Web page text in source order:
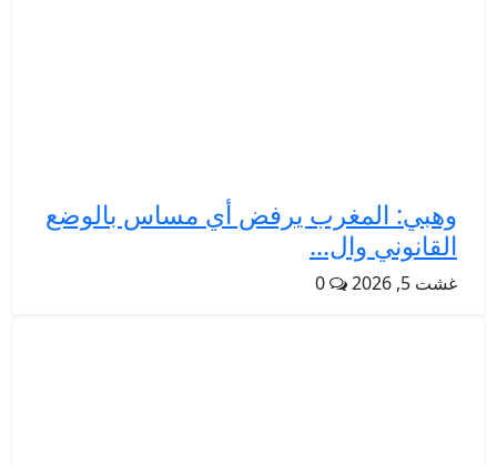
وهبي: المغرب يرفض أي مساس بالوضع
القانوني وال...
غشت 5, 2026 0